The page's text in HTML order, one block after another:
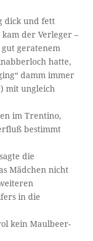
dick und fett
der Verleger –
geratenem
hatte,
damm immer
mit ungleich
im Trentino,
bestimmt
die
Mädchen nicht
in die
kein Maulbeer-